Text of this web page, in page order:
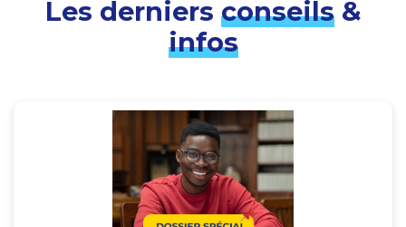
Les derniers conseils&
infos